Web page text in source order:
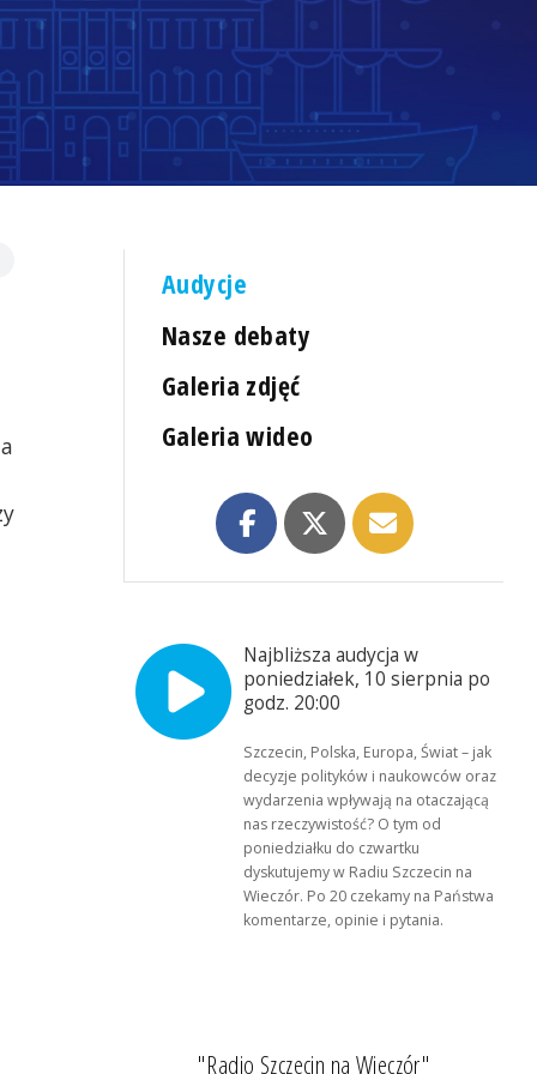
Audycje
Nasze debaty
Galeria zdjęć
Galeria wideo
Najbliższa audycja w
poniedziałek, 10 sierpnia po
godz. 20:00
Szczecin, Polska, Europa, Świat – jak
decyzje polityków i naukowców oraz
wydarzenia wpływają na otaczającą
nas rzeczywistość? O tym od
poniedziałku do czwartku
dyskutujemy w Radiu Szczecin na
Wieczór. Po 20 czekamy na Państwa
komentarze, opinie i pytania.
"Radio Szczecin na Wieczór"